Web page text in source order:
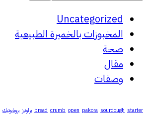
Uncategorized
المخبوزات بالخميرة الطبيعية
صحة
مقال
وصفات
bread crumb open pakora sourdough starter براونيز بروبايوتيك